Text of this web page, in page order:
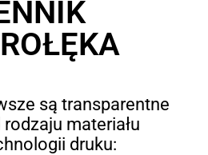
są transparentne
materiału
druku: